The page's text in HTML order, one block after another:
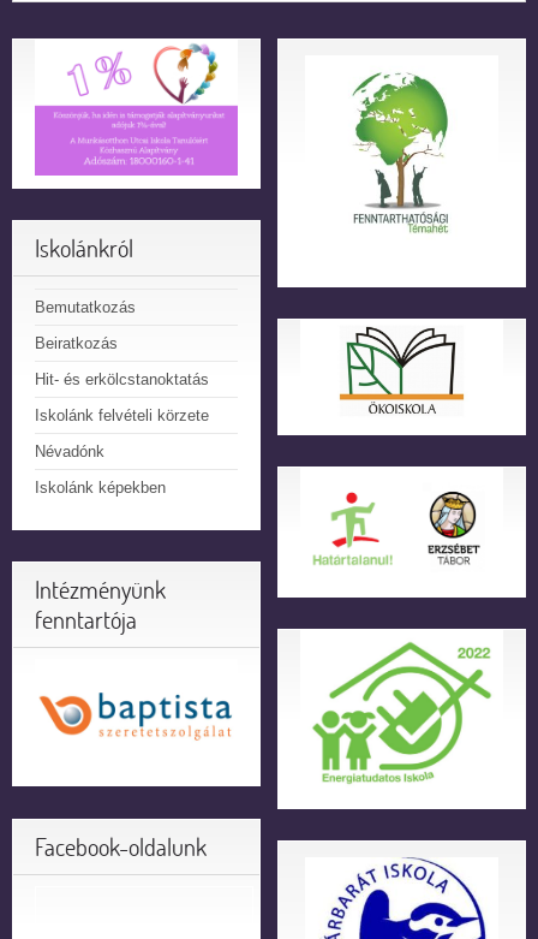
Iskolánkról
Bemutatkozás
Beiratkozás
Hit- és erkölcstanoktatás
Iskolánk felvételi körzete
Névadónk
Iskolánk képekben
Intézményünk
fenntartója
Facebook-oldalunk